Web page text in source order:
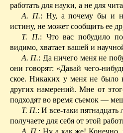
работать для науки, а не для
А. П.: Ну, а почему бы и
истину, не может сообщить ее
Т. П.: Что вас побудило
видимо, хватает вашей и
А. П.: Да ничего меня не
они говорят: «Давай чего-
ское. Никаких у меня не было
других намерений. Мне от
подходят во время съемок —
Т. П.: И все-таки
получаете для себя от этой
А. П. : Ну а как же!